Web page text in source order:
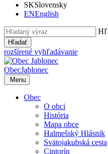
SKSlovensky
ENEnglish
Hľadať
rozšírené vyhľadávanie
ObecJablonec
Menu
Obec
O obci
História
Mapa obce
Halmešský Hlásnik
Svätojakubská cesta
Cintorín